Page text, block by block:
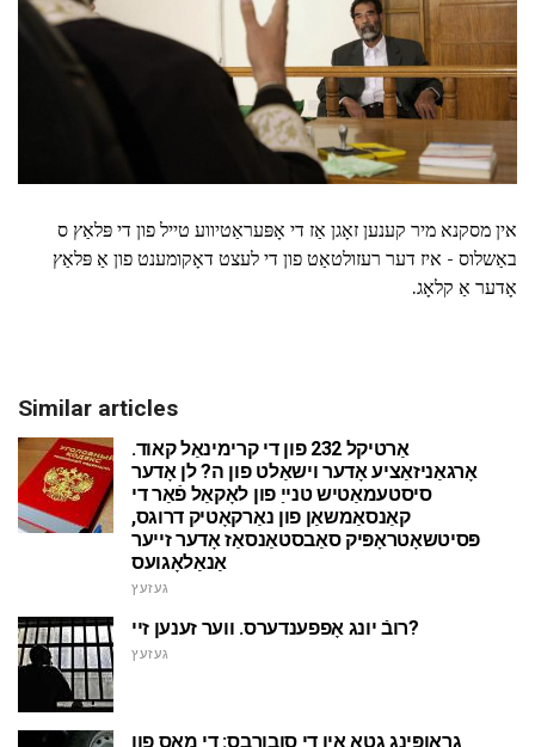
אין מסקנא מיר קענען זאָגן אַז די אָפּעראַטיווע טייל פון די פּלאַץ ס
באַשלוס - איז דער רעזולטאַט פון די לעצט דאָקומענט פון אַ פּלאַץ
אָדער אַ קלאָג.
Similar articles
אַרטיקל 232 פון די קרימינאַל קאוד.
אָרגאַניזאַציע אָדער וישאַלט פון ה? לן אָדער
סיסטעמאַטיש טנייַ פון לאָקאַל פֿאַר די
קאַנסאַמשאַן פון נאַרקאָטיק דרוגס,
פּסיטשאָטראָפּיק סאַבסטאַנסאַז אָדער זייער
אַנאַלאָגועס
געזעץ
רובֿ יונג אָפפענדערס. ווער זענען זיי?
געזעץ
גראָופּינג גטאַ אין די סובורבס: די מאָס פון